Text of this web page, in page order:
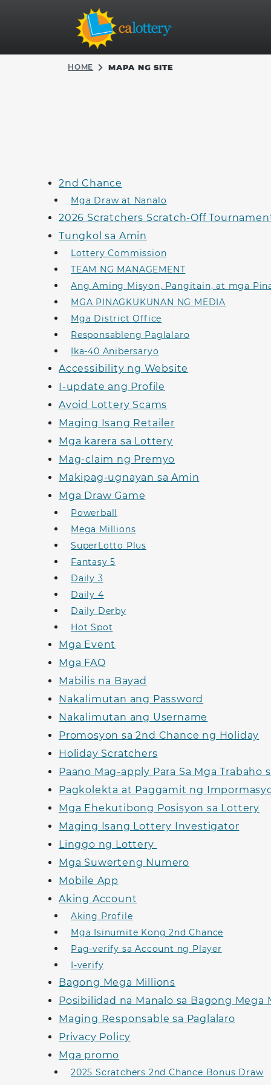
HOME MAPA NG SITE
2nd Chance
Mga Draw at Nanalo
2026 Scratchers Scratch-Off
Tungkol sa Amin
Lottery Commission
TEAM NG MANAGEMENT
Ang Aming Misyon, Pangitain, at mga
MGA PINAGKUKUNAN NG MEDIA
Mga District Office
Responsableng Paglalaro
Ika-40 Anibersaryo
Accessibility ng Website
I-update ang Profile
Avoid Lottery Scams
Maging Isang Retailer
Mga karera sa Lottery
Mag-claim ng Premyo
Makipag-ugnayan sa Amin
Mga Draw Game
Powerball
Mega Millions
SuperLotto Plus
Fantasy 5
Daily 3
Daily 4
Daily Derby
Hot Spot
Mga Event
Mga FAQ
Mabilis na Bayad
Nakalimutan ang Password
Nakalimutan ang Username
Promosyon sa 2nd Chance ng Holiday
Holiday Scratchers
Paano Mag-apply Para Sa Mga Trabaho
Pagkolekta at Paggamit ng
Mga Ehekutibong Posisyon sa Lottery
Maging Isang Lottery Investigator
Linggo ng Lottery
Mga Suwerteng Numero
Mobile App
Aking Account
Aking Profile
Mga Isinumite Kong 2nd Chance
Pag-verify sa Account ng Player
I-verify
Bagong Mega Millions
Posibilidad na Manalo sa Bagong Mega
Maging Responsable sa Paglalaro
Privacy Policy
Mga promo
2025 Scratchers 2nd Chance Bonus Draw